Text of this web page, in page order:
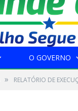
O GOVERNO
» RELATÓRIO DE